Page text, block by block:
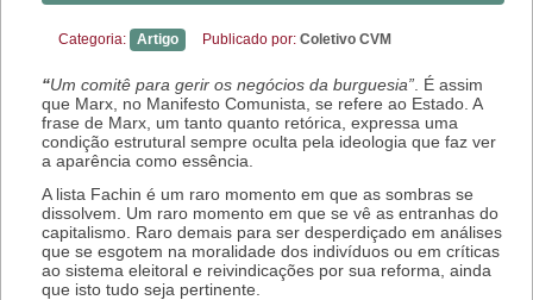
Categoria: Artigo Publicado por: Coletivo CVM
“Um comitê para gerir os negócios da burguesia” . É assim
que Marx, no Manifesto Comunista, se refere ao Estado. A
frase de Marx, um tanto quanto retórica, expressa uma
condição estrutural sempre oculta pela ideologia que faz ver
a aparência como essência.
A lista Fachin é um raro momento em que as sombras se
dissolvem. Um raro momento em que se vê as entranhas do
capitalismo. Raro demais para ser desperdiçado em análises
que se esgotem na moralidade dos indivíduos ou em críticas
ao sistema eleitoral e reivindicações por sua reforma, ainda
que isto tudo seja pertinente.